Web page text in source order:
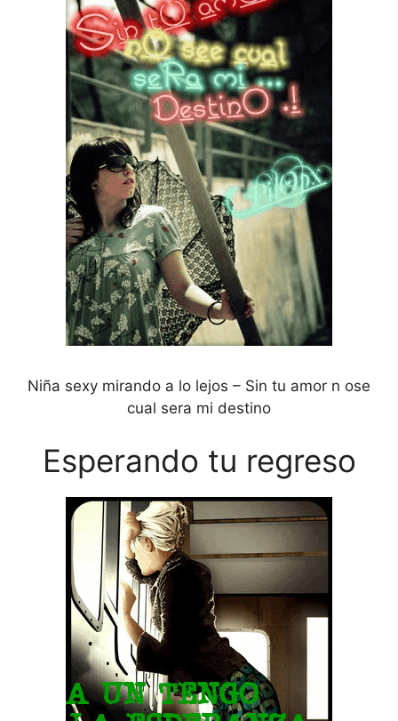
Niña sexy mirando a lo lejos – Sin tu amor n ose
cual sera mi destino
Esperando tu regreso